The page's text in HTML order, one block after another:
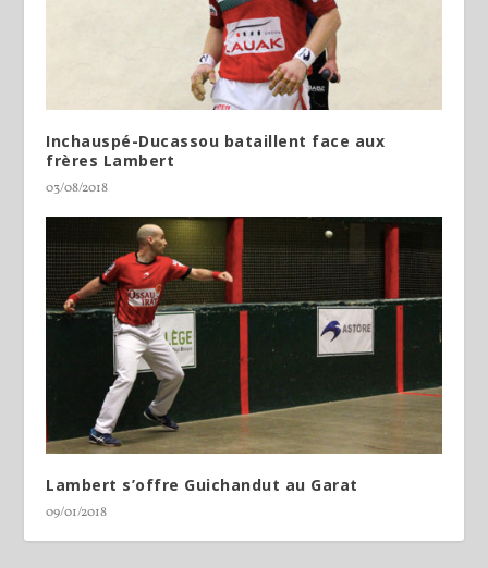
Inchauspé-Ducassou bataillent face aux
frères Lambert
03/08/2018
Lambert s’offre Guichandut au Garat
09/01/2018